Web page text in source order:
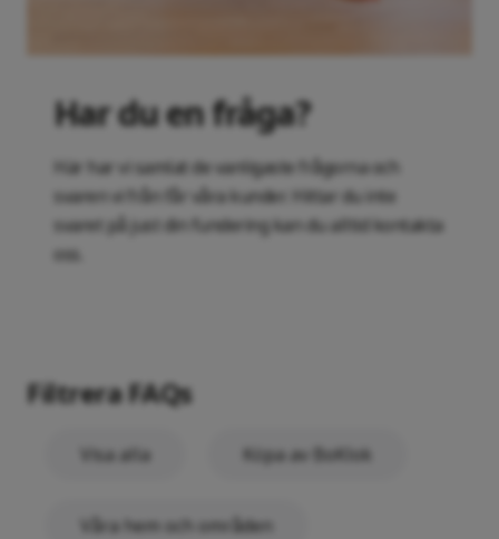
Har du en fråga?
Här har vi samlat de vanligaste frågorna och
svaren vi från får våra kunder. Hittar du inte
svaret på just din fundering kan du alltid kontakta
oss.
Filtrera FAQs
Visa alla Köpa av BoKlok
Våra hem och områden